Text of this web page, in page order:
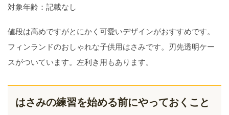
対象年齢：記載なし
値段は高めですがとにかく可愛いデザインがおすすめです。
フィンランドのおしゃれな子供用はさみです。刃先透明ケー
スがついています。左利き用もあります。
はさみの練習を始める前にやっておくこと